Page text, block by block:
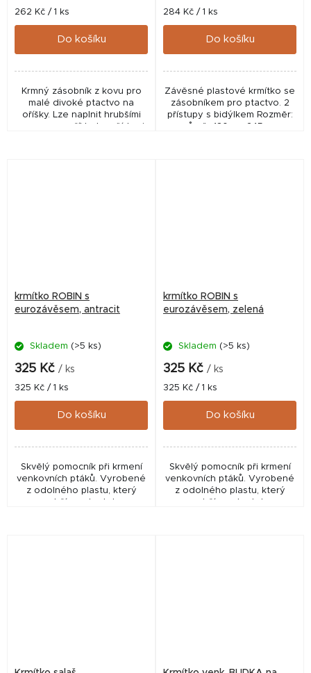
Měrná
cena:
262 Kč / 1 ks
Do košíku
Krmný zásobník z kovu pro
malé divoké ptactvo na
oříšky. Lze naplnit hrubšími
semeny například arašídami
Měrná
cena:
284 Kč / 1 ks
Do košíku
Závěsné plastové krmítko se
zásobníkem pro ptactvo. 2
přístupy s bidýlkem Rozměr:
průměr 130 x v 245 mm
krmítko ROBIN s
eurozávěsem, antracit
Skladem (>5 ks)
325 Kč / ks
Měrná
cena:
325 Kč / 1 ks
Do košíku
Skvělý pomocník při krmení
venkovních ptáků. Vyrobené
z odolného plastu, který
krmítko ROBIN s
eurozávěsem, zelená
Skladem (>5 ks)
325 Kč / ks
Měrná
cena:
325 Kč / 1 ks
Do košíku
Skvělý pomocník při krmení
venkovních ptáků. Vyrobené
z odolného plastu, který